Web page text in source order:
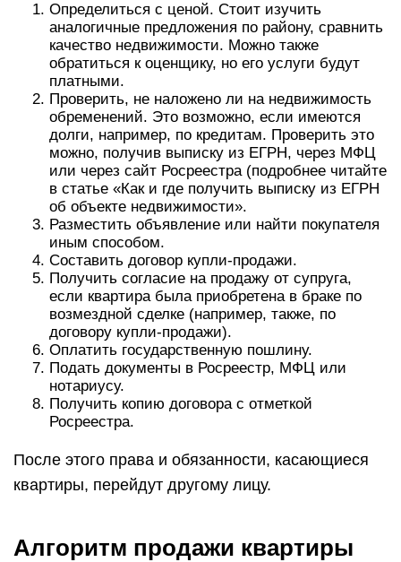
Определиться с ценой. Стоит изучить
аналогичные предложения по району, сравнить
качество недвижимости. Можно также
обратиться к оценщику, но его услуги будут
платными.
Проверить, не наложено ли на недвижимость
обременений. Это возможно, если имеются
долги, например, по кредитам. Проверить это
можно, получив выписку из ЕГРН, через МФЦ
или через сайт Росреестра (подробнее читайте
в статье «Как и где получить выписку из ЕГРН
об объекте недвижимости».
Разместить объявление или найти покупателя
иным способом.
Составить договор купли-продажи.
Получить согласие на продажу от супруга,
если квартира была приобретена в браке по
возмездной сделке (например, также, по
договору купли-продажи).
Оплатить государственную пошлину.
Подать документы в Росреестр, МФЦ или
нотариусу.
Получить копию договора с отметкой
Росреестра.
После этого права и обязанности, касающиеся
квартиры, перейдут другому лицу.
Алгоритм продажи квартиры